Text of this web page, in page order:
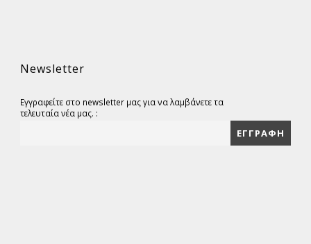
Newsletter
Εγγραφείτε στο newsletter μας για να λαμβάνετε τα
τελευταία νέα μας. :